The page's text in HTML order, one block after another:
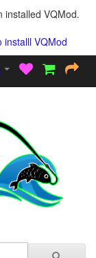
installed VQMod.
installl VQMod